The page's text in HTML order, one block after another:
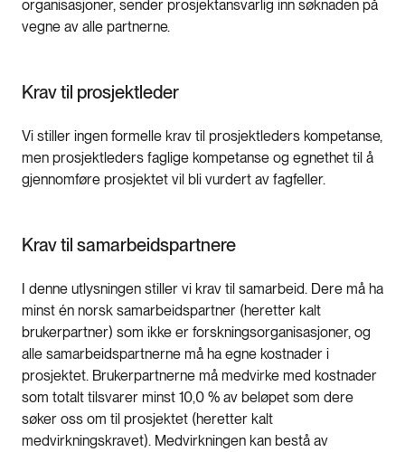
organisasjoner, sender prosjektansvarlig inn søknaden på
vegne av alle partnerne.
Krav til prosjektleder
Vi stiller ingen formelle krav til prosjektleders kompetanse,
men prosjektleders faglige kompetanse og egnethet til å
gjennomføre prosjektet vil bli vurdert av fagfeller.
Krav til samarbeidspartnere
I denne utlysningen stiller vi krav til samarbeid. Dere må ha
minst én norsk samarbeidspartner (heretter kalt
brukerpartner) som ikke er forskningsorganisasjoner, og
alle samarbeidspartnerne må ha egne kostnader i
prosjektet. Brukerpartnerne må medvirke med kostnader
som totalt tilsvarer minst 10,0 % av beløpet som dere
søker oss om til prosjektet (heretter kalt
medvirkningskravet). Medvirkningen kan bestå av